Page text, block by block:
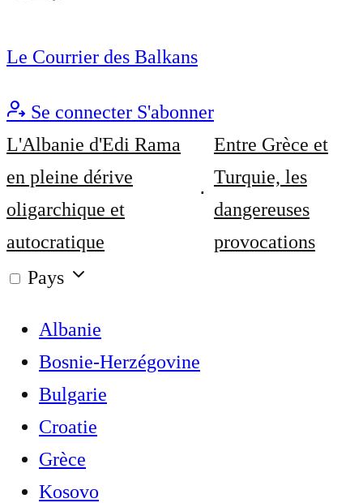
Le Courrier des Balkans
Se connecter S'abonner
L'Albanie d'Edi Rama
en pleine dérive
oligarchique et
autocratique
Entre Grèce et
Turquie, les
dangereuses
provocations
Pays
Albanie
Bosnie-Herzégovine
Bulgarie
Croatie
Grèce
Kosovo